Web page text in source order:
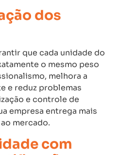
dos
que cada unidade do
o mesmo peso
melhora a
e reduz problemas
e controle de
empresa entrega mais
mercado.
com